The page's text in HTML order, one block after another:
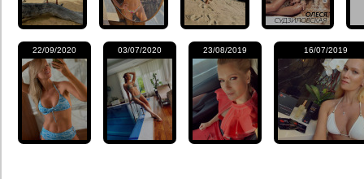
22/09/2020 03/07/2020 23/08/2019 16/07/2019